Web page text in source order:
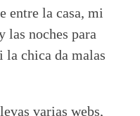
entre la casa, mi
las noches para
la chica da malas
varias webs,